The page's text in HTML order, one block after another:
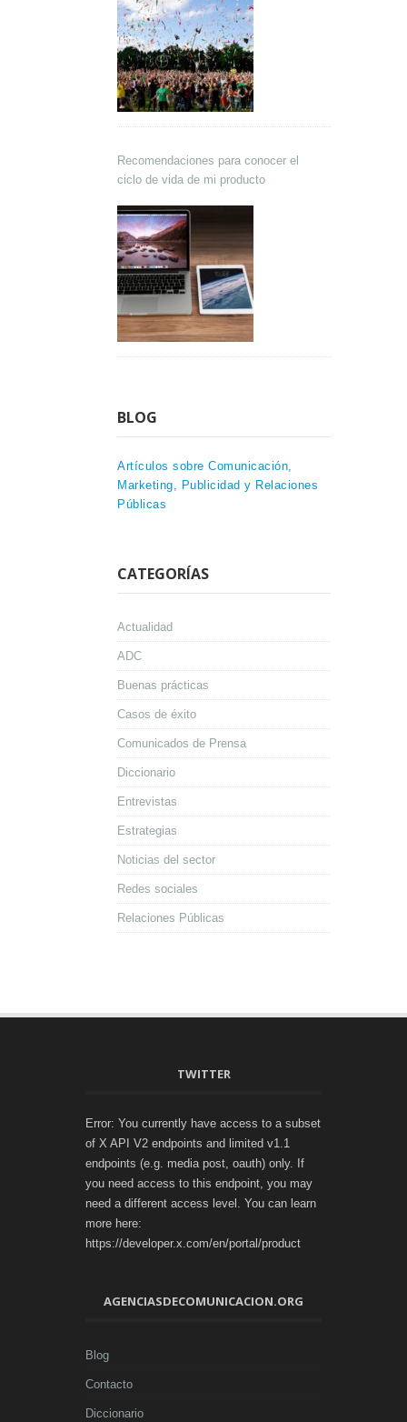
Recomendaciones para conocer el
ciclo de vida de mi producto
BLOG
Artículos sobre Comunicación,
Marketing, Publicidad y Relaciones
Públicas
CATEGORÍAS
Actualidad
ADC
Buenas prácticas
Casos de éxito
Comunicados de Prensa
Diccionario
Entrevistas
Estrategias
Noticias del sector
Redes sociales
Relaciones Públicas
TWITTER
Error: You currently have access to a subset
of X API V2 endpoints and limited v1.1
endpoints (e.g. media post, oauth) only. If
you need access to this endpoint, you may
need a different access level. You can learn
more here:
https://developer.x.com/en/portal/product
AGENCIASDECOMUNICACION.ORG
Blog
Contacto
Diccionario